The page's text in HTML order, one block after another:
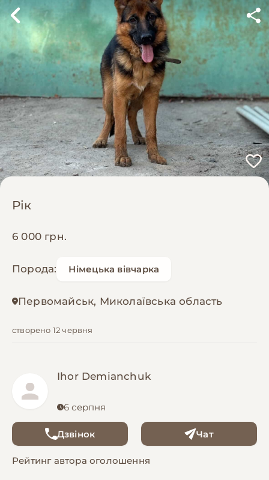
Рік
6 000 грн.
Порода: Німецька вівчарка
Первомайськ, Миколаївська область
створено 12 червня
Ihor Demianchuk
6 серпня
Дзвінок Чат
Рейтинг автора оголошення